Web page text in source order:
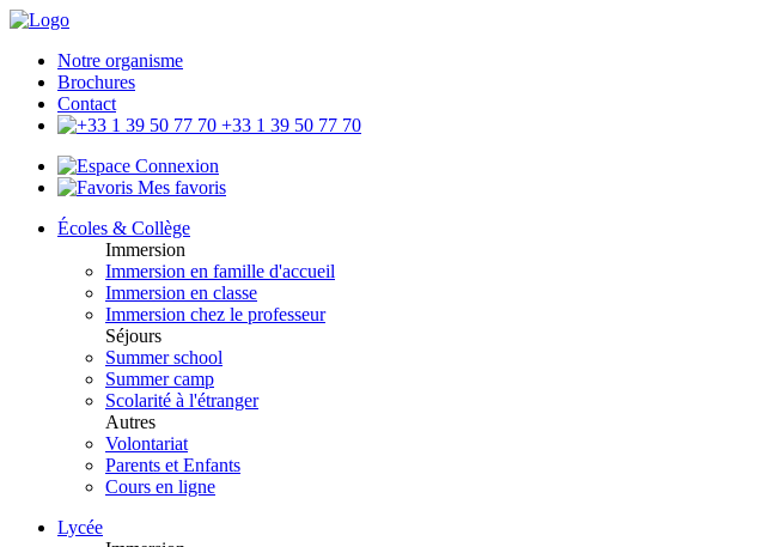
Notre organisme
Brochures
Contact
+33 1 39 50 77 70
Connexion
Mes favoris
Écoles & Collège
Immersion
Immersion en famille d'accueil
Immersion en classe
Immersion chez le professeur
Séjours
Summer school
Summer camp
Scolarité à l'étranger
Autres
Volontariat
Parents et Enfants
Cours en ligne
Lycée